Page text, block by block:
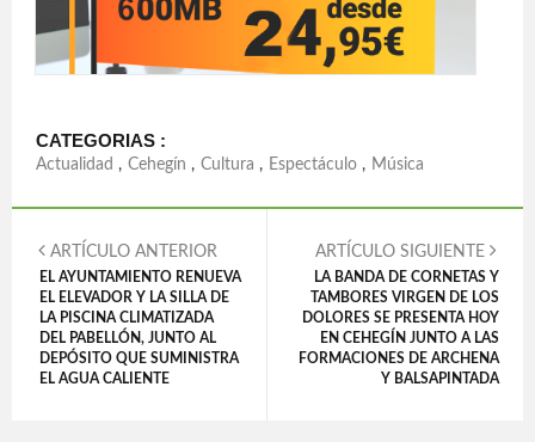
CATEGORIAS :
Actualidad , Cehegín , Cultura , Espectáculo , Música
ARTÍCULO ANTERIOR
EL AYUNTAMIENTO RENUEVA
EL ELEVADOR Y LA SILLA DE
LA PISCINA CLIMATIZADA
DEL PABELLÓN, JUNTO AL
DEPÓSITO QUE SUMINISTRA
EL AGUA CALIENTE
ARTÍCULO SIGUIENTE
LA BANDA DE CORNETAS Y
TAMBORES VIRGEN DE LOS
DOLORES SE PRESENTA HOY
EN CEHEGÍN JUNTO A LAS
FORMACIONES DE ARCHENA
Y BALSAPINTADA